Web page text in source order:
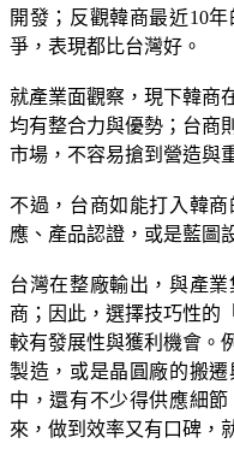
開發；反觀韓商最近10
爭，表現都比台灣好。
就產業面觀察，現下韓商
均有整合力與優勢；台商
市場，不容易搶到營造與
不過，台商如能打入韓
應、產品認證，或是藍圖
台灣在整廠輸出，與產
商；因此，選擇技巧性的
較有發展性與獲利機會。
製造，或是晶圓廠的搬
中，還有不少得供應細
來，做到效率又有口碑，